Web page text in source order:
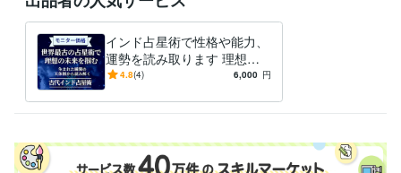
語学力
英語 ビジネスレベル
スペイン語 日常会話レベル
インド占星術で性格や能力、
運勢を読み取ります 理想の
未来を掴むための行動・決断
4.8(4) 6,000 円